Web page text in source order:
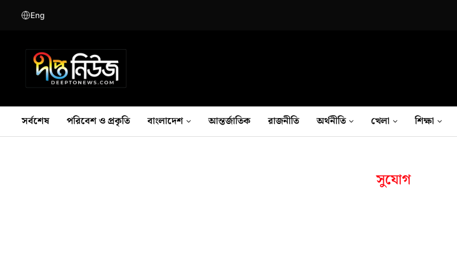
Eng
সর্বশেষ পরিবেশ ও প্রকৃতি বাংলাদেশ আন্তর্জাতিক রাজনীতি অর্থনীতি খেলা শিক্ষা
সুযোগ